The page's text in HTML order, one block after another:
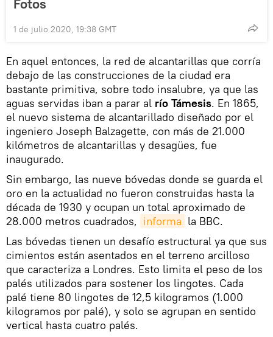
Fotos
1 de julio 2020, 19:38 GMT
En aquel entonces, la red de alcantarillas que corría
debajo de las construcciones de la ciudad era
bastante primitiva, sobre todo insalubre, ya que las
aguas servidas iban a parar al río Támesis. En 1865,
el nuevo sistema de alcantarillado diseñado por el
ingeniero Joseph Balzagette, con más de 21.000
kilómetros de alcantarillas y desagües, fue
inaugurado.
Sin embargo, las nueve bóvedas donde se guarda el
oro en la actualidad no fueron construidas hasta la
década de 1930 y ocupan un total aproximado de
28.000 metros cuadrados, informa la BBC.
Las bóvedas tienen un desafío estructural ya que sus
cimientos están asentados en el terreno arcilloso
que caracteriza a Londres. Esto limita el peso de los
palés utilizados para sostener los lingotes. Cada
palé tiene 80 lingotes de 12,5 kilogramos (1.000
kilogramos por palé), y solo se agrupan en sentido
vertical hasta cuatro palés.